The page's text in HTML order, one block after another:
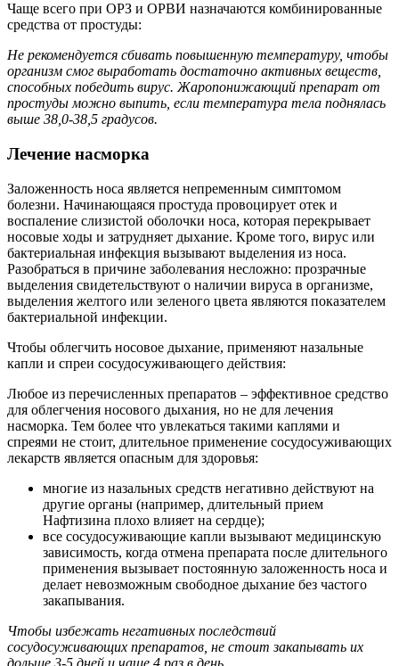
Чаще всего при ОРЗ и ОРВИ назначаются комбинированные
средства от простуды:
Не рекомендуется сбивать повышенную температуру, чтобы
организм смог выработать достаточно активных веществ,
способных победить вирус. Жаропонижающий препарат от
простуды можно выпить, если температура тела поднялась
выше 38,0-38,5 градусов.
Лечение насморка
Заложенность носа является непременным симптомом
болезни. Начинающаяся простуда провоцирует отек и
воспаление слизистой оболочки носа, которая перекрывает
носовые ходы и затрудняет дыхание. Кроме того, вирус или
бактериальная инфекция вызывают выделения из носа.
Разобраться в причине заболевания несложно: прозрачные
выделения свидетельствуют о наличии вируса в организме,
выделения желтого или зеленого цвета являются показателем
бактериальной инфекции.
Чтобы облегчить носовое дыхание, применяют назальные
капли и спреи сосудосуживающего действия:
Любое из перечисленных препаратов – эффективное средство
для облегчения носового дыхания, но не для лечения
насморка. Тем более что увлекаться такими каплями и
спреями не стоит, длительное применение сосудосуживающих
лекарств является опасным для здоровья:
многие из назальных средств негативно действуют на
другие органы (например, длительный прием
Нафтизина плохо влияет на сердце);
все сосудосуживающие капли вызывают медицинскую
зависимость, когда отмена препарата после длительного
применения вызывает постоянную заложенность носа и
делает невозможным свободное дыхание без частого
закапывания.
Чтобы избежать негативных последствий
сосудосуживающих препаратов, не стоит закапывать их
дольше 3-5 дней и чаще 4 раз в день.